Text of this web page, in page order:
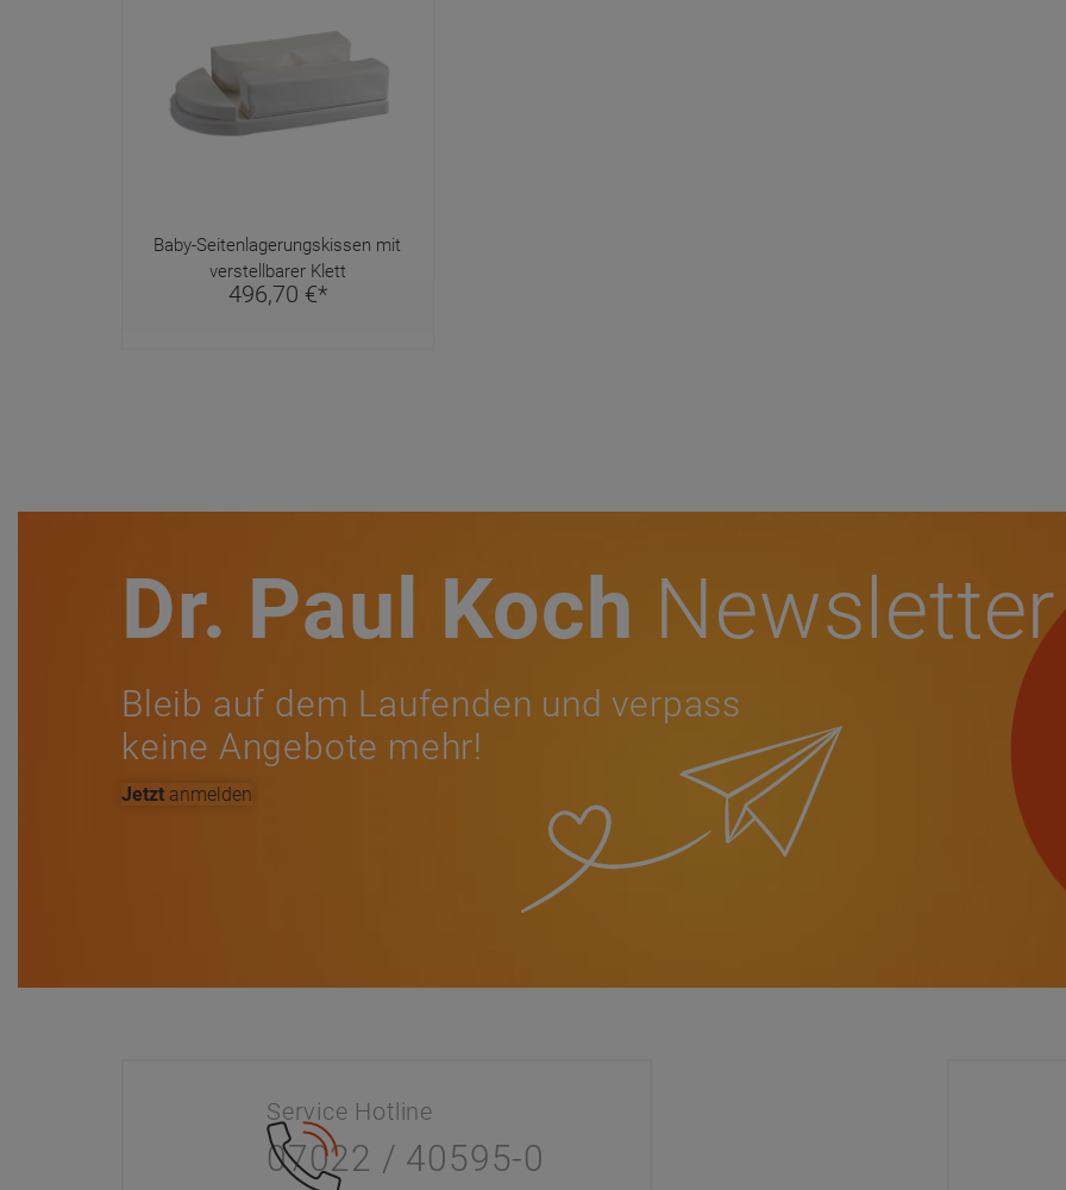
Baby-Seitenlagerungskissen mit
verstellbarer Klett
496,70 €*
Dr. Paul Koch Newsletter
Bleib auf dem Laufenden und verpass
keine Angebote mehr!
Jetzt anmelden
Service Hotline
07022 / 40595-0